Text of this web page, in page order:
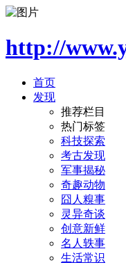
http://
首页
发现
推荐栏目
热门标签
科技探索
考古发现
军事揭秘
奇趣动物
囧人糗事
灵异奇谈
创意新鲜
名人轶事
生活常识